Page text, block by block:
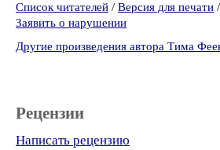
Список читателей / Версия для печати /
Заявить о нарушении
Другие произведения автора Тима
Рецензии
Написать рецензию